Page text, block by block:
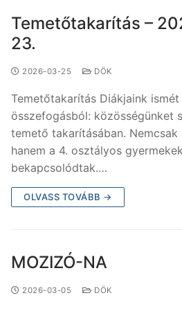
Temetőtakarítás –
23.
2026-03-25 DÖK
Temetőtakarítás Diákjaink
összefogásból: közösségünket
temető takarításában.
hanem a 4. osztályos
bekapcsolódtak.…
OLVASS TOVÁBB →
MOZIZÓ-NA
2026-03-05 DÖK